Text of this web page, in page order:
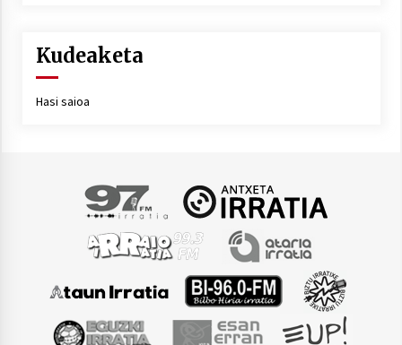
Kudeaketa
Hasi saioa